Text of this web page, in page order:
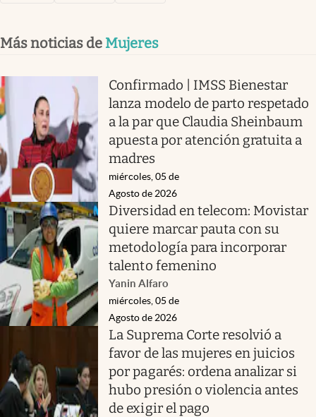
Más noticias de Mujeres
Confirmado | IMSS Bienestar
lanza modelo de parto respetado
a la par que Claudia Sheinbaum
apuesta por atención gratuita a
madres
miércoles, 05 de
Agosto de 2026
Diversidad en telecom: Movistar
quiere marcar pauta con su
metodología para incorporar
talento femenino
Yanin Alfaro
miércoles, 05 de
Agosto de 2026
La Suprema Corte resolvió a
favor de las mujeres en juicios
por pagarés: ordena analizar si
hubo presión o violencia antes
de exigir el pago